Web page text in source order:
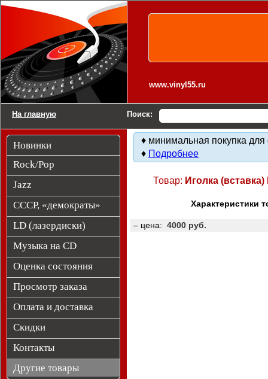
www.vinyl55.ru
На главную Поиск:
Новинки
Rock/Pop
Jazz
СССР, «демократы»
LD (лазердиски)
Музыка на CD
Оценка состояния
Просмотр заказа
Оплата и доставка
Скидки
Контакты
Другие товары
♦ минимальная покупка для
♦ Подробнее
Товар: Иголка
Характеристики
– цена: 4000 руб.